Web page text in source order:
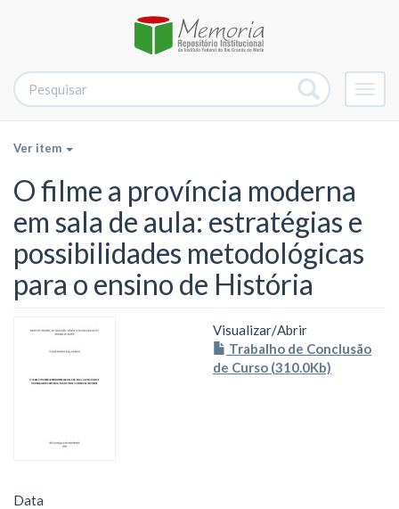
Ver item
O filme a província moderna
em sala de aula: estratégias e
possibilidades metodológicas
para o ensino de História
Visualizar/Abrir
Trabalho de Conclusão
de Curso (310.0Kb)
Data